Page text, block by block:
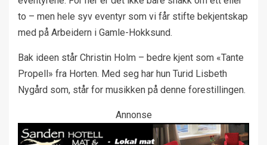
to – men hele syv eventyr som vi får stifte bekjentskap
med på Arbeidern i Gamle-Hokksund.
Bak ideen står Christin Holm – bedre kjent som «Tante
Propell» fra Horten. Med seg har hun Turid Lisbeth
Nygård som, står for musikken på denne forestillingen.
Annonse